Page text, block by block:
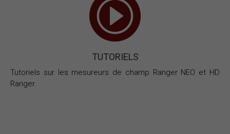
TUTORIELS
Tutoriels sur les mesureurs de champ Ranger NEO et HD
Ranger.